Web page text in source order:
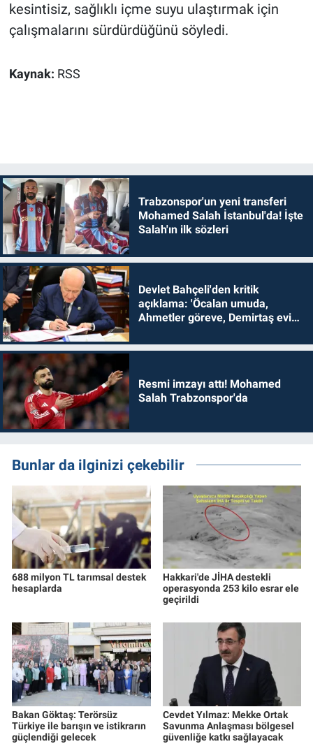
kesintisiz, sağlıklı içme suyu ulaştırmak için
çalışmalarını sürdürdüğünü söyledi.
Kaynak: RSS
Trabzonspor'un yeni transferi
Mohamed Salah İstanbul'da! İşte
Salah'ın ilk sözleri
Devlet Bahçeli'den kritik
açıklama: 'Öcalan umuda,
Ahmetler göreve, Demirtaş evine
Resmi imzayı attı! Mohamed
Salah Trabzonspor'da
Bunlar da ilginizi çekebilir
688 milyon TL tarımsal destek
hesaplarda
Hakkari'de JİHA destekli
operasyonda 253 kilo esrar ele
geçirildi
Bakan Göktaş: Terörsüz
Türkiye ile barışın ve istikrarın
güçlendiği gelecek
Cevdet Yılmaz: Mekke Ortak
Savunma Anlaşması bölgesel
güvenliğe katkı sağlayacak